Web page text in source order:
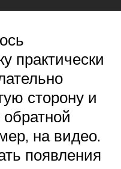
практически
сторону и
на видео.
появления